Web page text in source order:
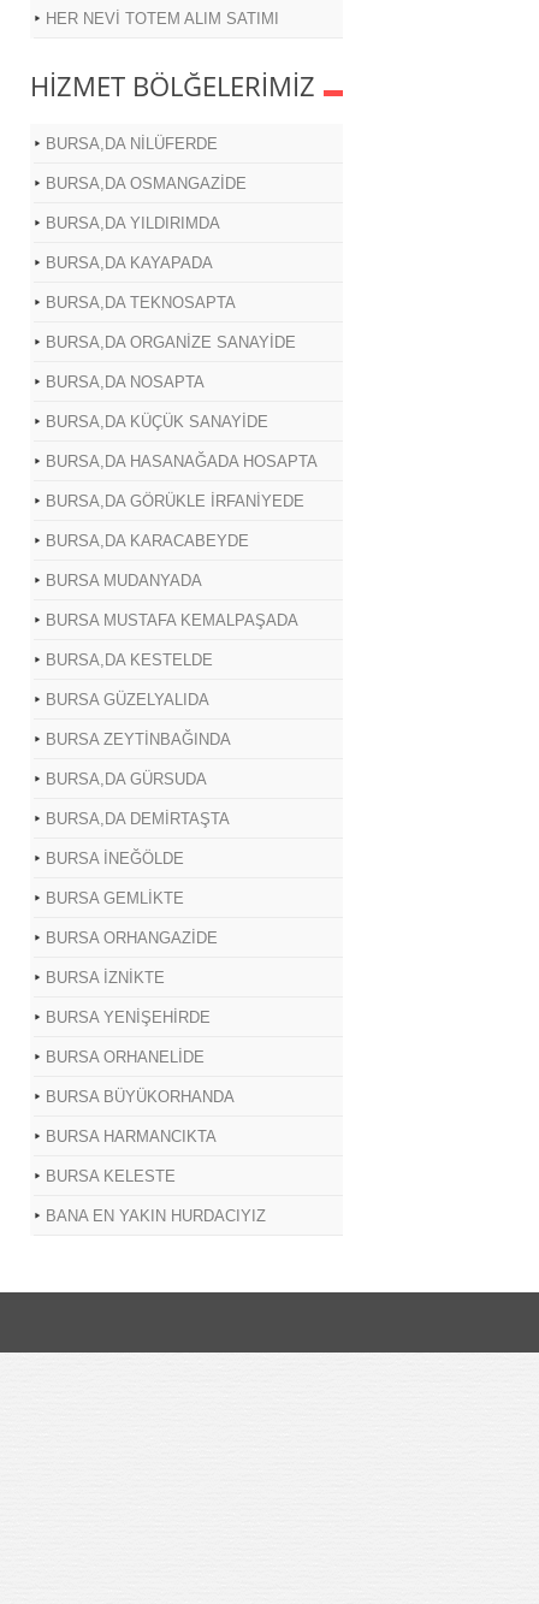
HER NEVİ TOTEM ALIM SATIMI
HİZMET BÖLĞELERİMİZ
BURSA,DA NİLÜFERDE
BURSA,DA OSMANGAZİDE
BURSA,DA YILDIRIMDA
BURSA,DA KAYAPADA
BURSA,DA TEKNOSAPTA
BURSA,DA ORGANİZE SANAYİDE
BURSA,DA NOSAPTA
BURSA,DA KÜÇÜK SANAYİDE
BURSA,DA HASANAĞADA HOSAPTA
BURSA,DA GÖRÜKLE İRFANİYEDE
BURSA,DA KARACABEYDE
BURSA MUDANYADA
BURSA MUSTAFA KEMALPAŞADA
BURSA,DA KESTELDE
BURSA GÜZELYALIDA
BURSA ZEYTİNBAĞINDA
BURSA,DA GÜRSUDA
BURSA,DA DEMİRTAŞTA
BURSA İNEĞÖLDE
BURSA GEMLİKTE
BURSA ORHANGAZİDE
BURSA İZNİKTE
BURSA YENİŞEHİRDE
BURSA ORHANELİDE
BURSA BÜYÜKORHANDA
BURSA HARMANCIKTA
BURSA KELESTE
BANA EN YAKIN HURDACIYIZ